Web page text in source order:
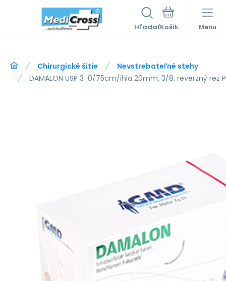
Hľadať Menu
Chirurgické šitie
Nevstrebateľné stehy
DAMALON USP 3-0/75cm/ihla 20mm, 3/8, reverzný rez